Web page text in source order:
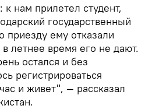
нам прилетел студент,
государственный
приезду ему отказали
летнее время его не дают.
остался и без
регистрироваться
и живет", — рассказал